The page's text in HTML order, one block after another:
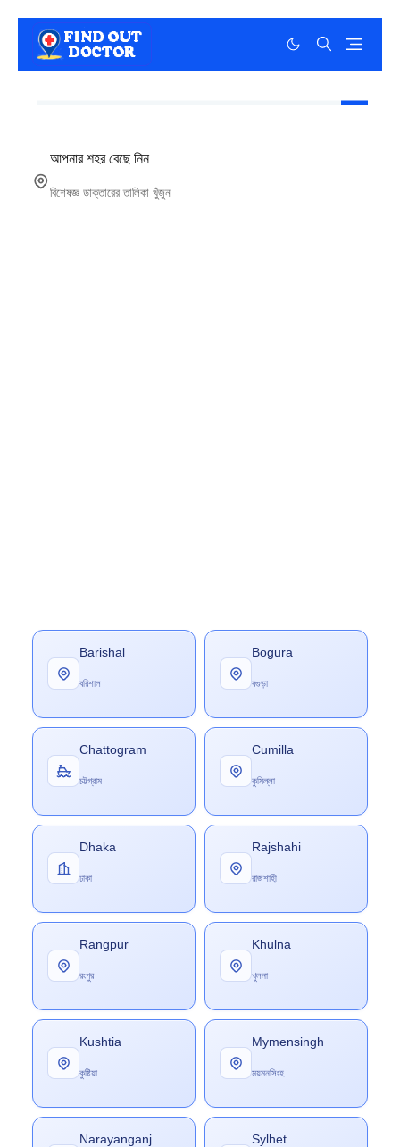
আপনার শহর বেছে নিন
বিশেষজ্ঞ ডাক্তারের তালিকা খুঁজুন
Barishal
বরিশাল
Bogura
বগুড়া
Chattogram
চট্টগ্রাম
Cumilla
কুমিল্লা
Dhaka
ঢাকা
Rajshahi
রাজশাহী
Rangpur
রংপুর
Khulna
খুলনা
Kushtia
কুষ্টিয়া
Mymensingh
ময়মনসিংহ
Narayanganj Sylhet